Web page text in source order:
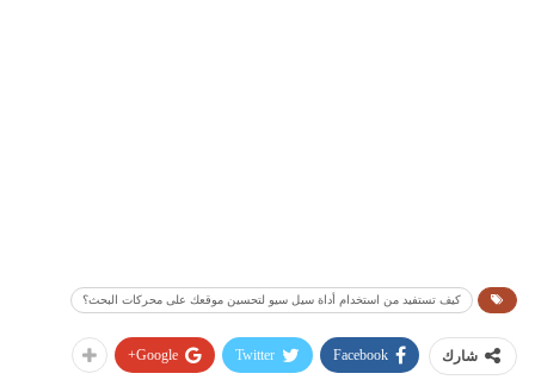
كيف تستفيد من استخدام أداة سيل سيو لتحسين موقعك على محركات البحث؟
شارك Facebook
Twitter
Google+